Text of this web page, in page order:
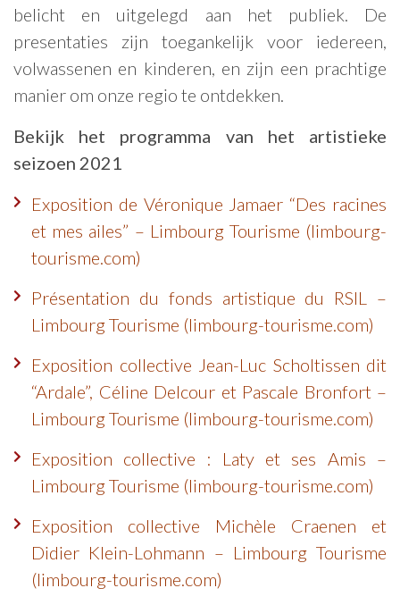
belicht en uitgelegd aan het publiek. De
presentaties zijn toegankelijk voor iedereen,
volwassenen en kinderen, en zijn een prachtige
manier om onze regio te ontdekken.
Bekijk het programma van het artistieke
seizoen 2021
Exposition de Véronique Jamaer “Des racines
et mes ailes” – Limbourg Tourisme (limbourg-
tourisme.com)
Présentation du fonds artistique du RSIL –
Limbourg Tourisme (limbourg-tourisme.com)
Exposition collective Jean-Luc Scholtissen dit
“Ardale”, Céline Delcour et Pascale Bronfort –
Limbourg Tourisme (limbourg-tourisme.com)
Exposition collective : Laty et ses Amis –
Limbourg Tourisme (limbourg-tourisme.com)
Exposition collective Michèle Craenen et
Didier Klein-Lohmann – Limbourg Tourisme
(limbourg-tourisme.com)